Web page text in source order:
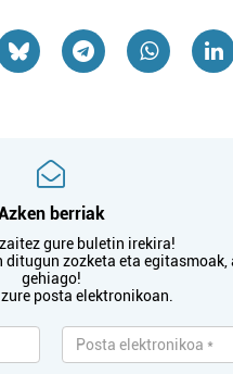
berriak
gure buletin irekira!
zozketa eta
gehiago!
posta elektronikoan.